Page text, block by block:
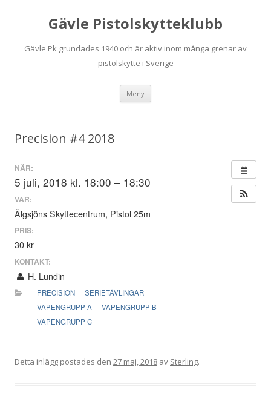
Gävle Pistolskytteklubb
Gävle Pk grundades 1940 och är aktiv inom många grenar av
pistolskytte i Sverige
Meny
Precision #4 2018
NÄR:
5 juli, 2018 kl. 18:00 – 18:30
VAR:
Älgsjöns Skyttecentrum, Pistol 25m
PRIS:
30 kr
KONTAKT:
H. Lundin
PRECISION
SERIETÄVLINGAR
VAPENGRUPP A
VAPENGRUPP B
VAPENGRUPP C
Detta inlägg postades den 27 maj, 2018 av Sterling.